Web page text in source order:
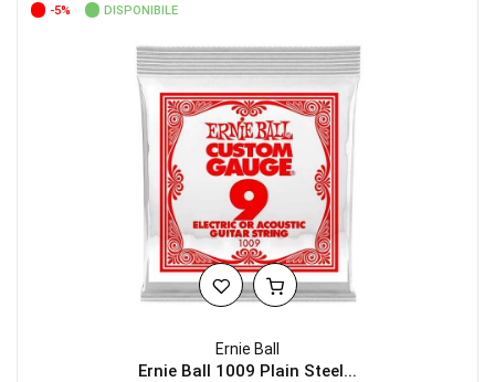
-5% DISPONIBILE
Ernie Ball
Ernie Ball 1009 Plain Steel...